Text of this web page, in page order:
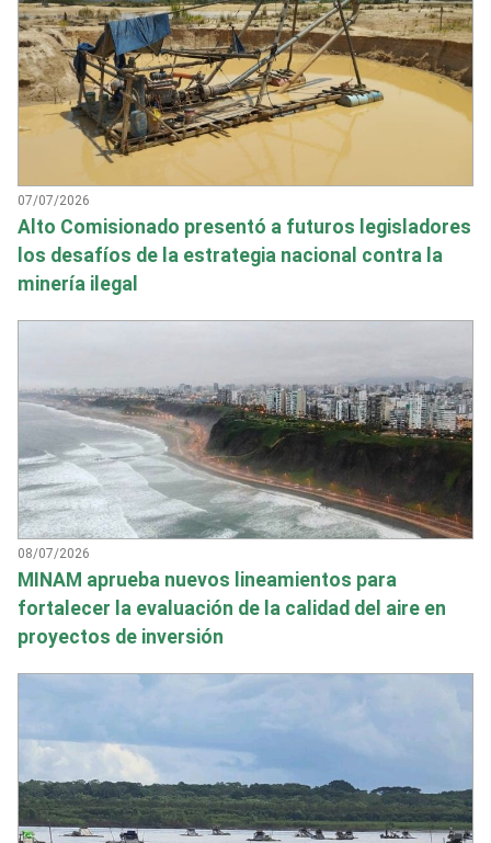
07/07/2026
Alto Comisionado presentó a futuros legisladores
los desafíos de la estrategia nacional contra la
minería ilegal
08/07/2026
MINAM aprueba nuevos lineamientos para
fortalecer la evaluación de la calidad del aire en
proyectos de inversión